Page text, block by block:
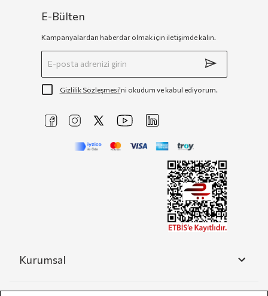
E-Bülten
Kampanyalardan haberdar olmak için iletişimde kalın.
Gizlilik Sözleşmesi'ni okudum ve kabul ediyorum.
Kurumsal